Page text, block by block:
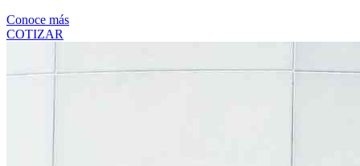
Conoce más
COTIZAR